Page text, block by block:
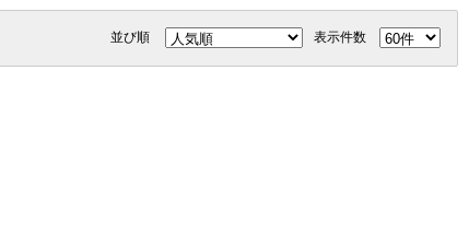
並び順 表示件数